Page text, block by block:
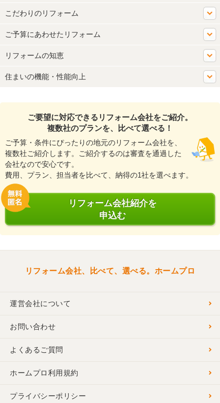
こだわりのリフォーム
ご予算にあわせたリフォーム
リフォームの知恵
住まいの機能・性能向上
ご要望に対応できるリフォーム会社をご紹介。
複数社のプランを、比べて選べる！
ご予算・条件にぴったりの地元のリフォーム会社を、
複数社ご紹介します。ご紹介するのは審査を通過した
会社なので安心です。
費用、プラン、担当者を比べて、納得の1社を選べます。
リフォーム会社紹介を
申込む
リフォーム会社、比べて、選べる。ホームプロ
運営会社について
お問い合わせ
よくあるご質問
ホームプロ利用規約
プライバシーポリシー